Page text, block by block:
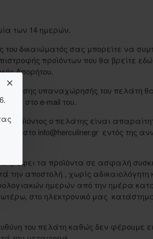
των 14 ημερών.
του δικαιώματός σας μπορείτε να
προϊόντων που θα βρείτε
Απορήτου.
δήλωσης υπαναχώρησής του πελάτη
στο e-mail του.
προϊόντος ο πελάτης είναι
στο info@herculiner.gr εντός της
τα προϊόντα σε ασφαλή
την αποστολή , χωρίς αδικαιολόγητη
ημερών από την ημέρα
στο ηλεκτρονικό μας
του πελάτη καθώς δεν φέρουμε